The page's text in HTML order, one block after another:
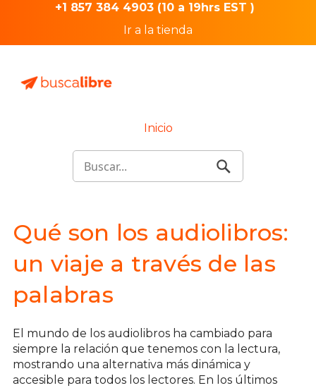
+1 857 384 4903 (10 a 19hrs EST )
Ir a la tienda
Inicio
Qué son los audiolibros:
un viaje a través de las
palabras
El mundo de los audiolibros ha cambiado para
siempre la relación que tenemos con la lectura,
mostrando una alternativa más dinámica y
accesible para todos los lectores. En los últimos